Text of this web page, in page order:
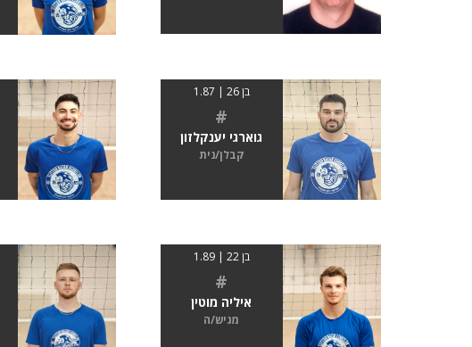
בן 26 | 1.87
#
גוארגי יענקלזון
קבלן/נית
בן 22 | 1.89
#
איליה מוטין
מגיש/ה